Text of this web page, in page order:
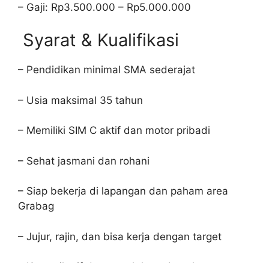
– Gaji: Rp3.500.000 – Rp5.000.000
Syarat & Kualifikasi
– Pendidikan minimal SMA sederajat
– Usia maksimal 35 tahun
– Memiliki SIM C aktif dan motor pribadi
– Sehat jasmani dan rohani
– Siap bekerja di lapangan dan paham area
Grabag
– Jujur, rajin, dan bisa kerja dengan target